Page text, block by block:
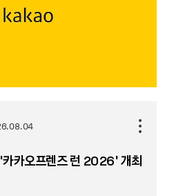
카카오프렌즈 런 2026' 개최